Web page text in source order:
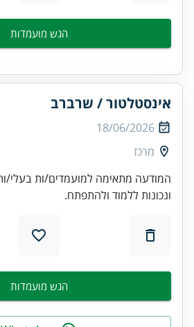
הגש מועמדות
אינסטלטור / שרברב
18/06/2026
מרכז
המודעה מתאימה למועמדים/ות בעלי/
ונכונות ללמוד ולהתפתח.
הגש מועמדות